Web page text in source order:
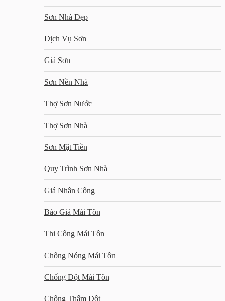
Sơn Nhà Đẹp
Dịch Vụ Sơn
Giá Sơn
Sơn Nền Nhà
Thợ Sơn Nước
Thợ Sơn Nhà
Sơn Mặt Tiền
Quy Trình Sơn Nhà
Giá Nhân Công
Báo Giá Mái Tôn
Thi Công Mái Tôn
Chống Nóng Mái Tôn
Chống Dột Mái Tôn
Chống Thấm Dột